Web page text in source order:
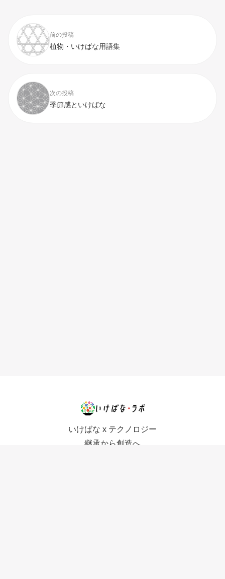
前の投稿
植物・いけばな用語集
次の投稿
季節感といけばな
いけばな x テクノロジー
継承から創造へ